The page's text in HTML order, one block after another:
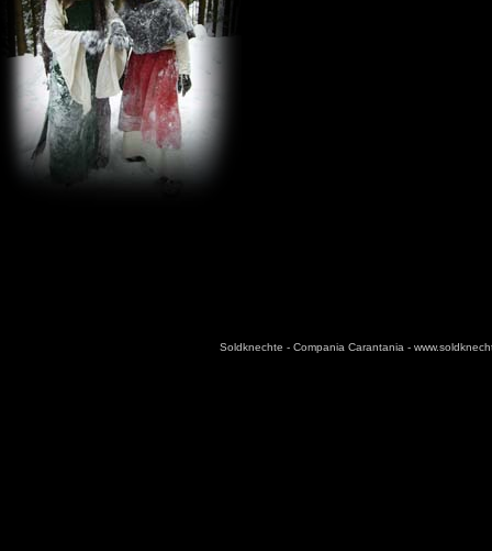
Soldknechte - Compania Carantania -